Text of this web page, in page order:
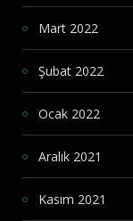
Mart 2022
Şubat 2022
Ocak 2022
Aralık 2021
Kasım 2021